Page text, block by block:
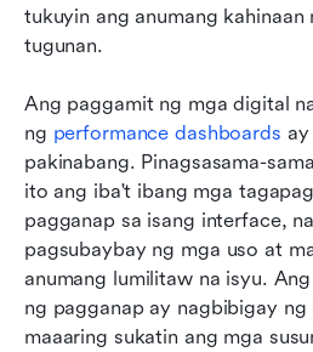
tukuyin ang anumang kahinaan
tugunan.
Ang paggamit ng mga digital
ng performance dashboards
pakinabang. Pinagsasama-
ito ang iba't ibang mga
pagganap sa isang interface,
pagsubaybay ng mga uso at
anumang lumilitaw na isyu.
ng pagganap ay nagbibigay
maaaring sukatin ang mga